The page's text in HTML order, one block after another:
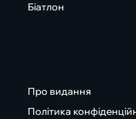
Біатлон
Про видання
Політика